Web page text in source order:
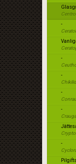
-
-
-
-
-
-